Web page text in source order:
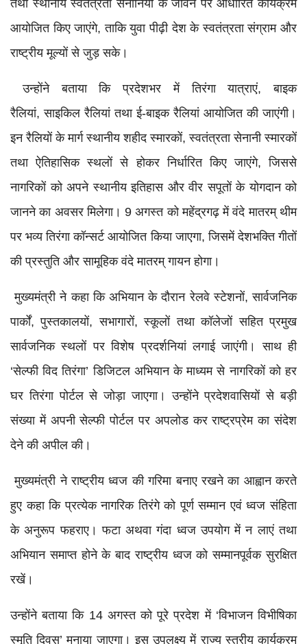
तथा स्थानीय स्वतंत्रता सेनानियों के जीवन पर आधारित कार्यक्रम
आयोजित किए जाएंगे, ताकि युवा पीढ़ी देश के स्वतंत्रता संग्राम और
राष्ट्रीय मूल्यों से जुड़ सके।
उन्होंने बताया कि प्रदेशभर में तिरंगा यात्राएं, बाइक
रैलियां, साइकिल रैलियां तथा ई-बाइक रैलियां आयोजित की जाएंगी।
इन रैलियों के मार्ग स्थानीय शहीद स्मारकों, स्वतंत्रता सेनानी स्मारकों
तथा ऐतिहासिक स्थलों से होकर निर्धारित किए जाएंगे, जिससे
नागरिकों को अपने स्थानीय इतिहास और वीर सपूतों के योगदान को
जानने का अवसर मिलेगा। 9 अगस्त को महेंद्रगढ़ में वंदे मातरम् थीम
पर भव्य तिरंगा कॉन्सर्ट आयोजित किया जाएगा, जिसमें देशभक्ति गीतों
की प्रस्तुति और सामूहिक वंदे मातरम् गायन होगा।
मुख्यमंत्री ने कहा कि अभियान के दौरान रेलवे स्टेशनों, सार्वजनिक
पार्कों, पुस्तकालयों, सभागारों, स्कूलों तथा कॉलेजों सहित प्रमुख
सार्वजनिक स्थलों पर विशेष प्रदर्शनियां लगाई जाएंगी। साथ ही
‘सेल्फी विद तिरंगा’ डिजिटल अभियान के माध्यम से नागरिकों को हर
घर तिरंगा पोर्टल से जोड़ा जाएगा। उन्होंने प्रदेशवासियों से बड़ी
संख्या में अपनी सेल्फी पोर्टल पर अपलोड कर राष्ट्रप्रेम का संदेश
देने की अपील की।
मुख्यमंत्री ने राष्ट्रीय ध्वज की गरिमा बनाए रखने का आह्वान करते
हुए कहा कि प्रत्येक नागरिक तिरंगे को पूर्ण सम्मान एवं ध्वज संहिता
के अनुरूप फहराए। फटा अथवा गंदा ध्वज उपयोग में न लाएं तथा
अभियान समाप्त होने के बाद राष्ट्रीय ध्वज को सम्मानपूर्वक सुरक्षित
रखें।
उन्होंने बताया कि 14 अगस्त को पूरे प्रदेश में ‘विभाजन विभीषिका
स्मृति दिवस’ मनाया जाएगा। इस उपलक्ष्य में राज्य स्तरीय कार्यक्रम